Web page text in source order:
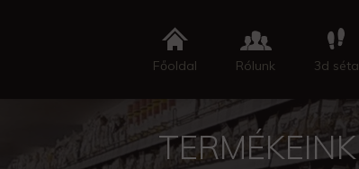
Főoldal Rólunk 3d séta
TERMÉKEINK